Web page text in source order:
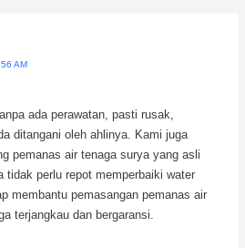
AM
ada perawatan, pasti rusak,
ditangani oleh ahlinya. Kami juga
pemanas air tenaga surya yang asli
tidak perlu repot memperbaiki water
membantu pemasangan pemanas air
terjangkau dan bergaransi.